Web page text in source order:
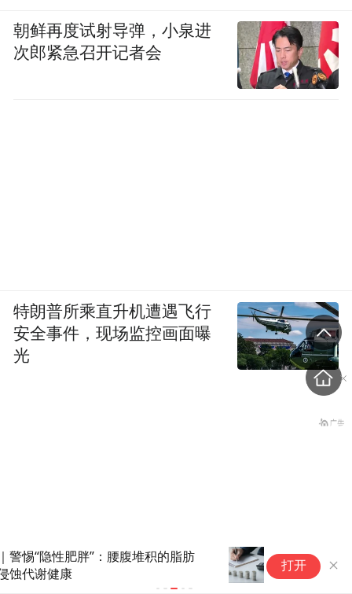
内地居民港险收益纳入征税范
打开
朝鲜再度试射导弹，小泉进
次郎紧急召开记者会
特朗普所乘直升机遭遇飞行
安全事件，现场监控画面曝
光